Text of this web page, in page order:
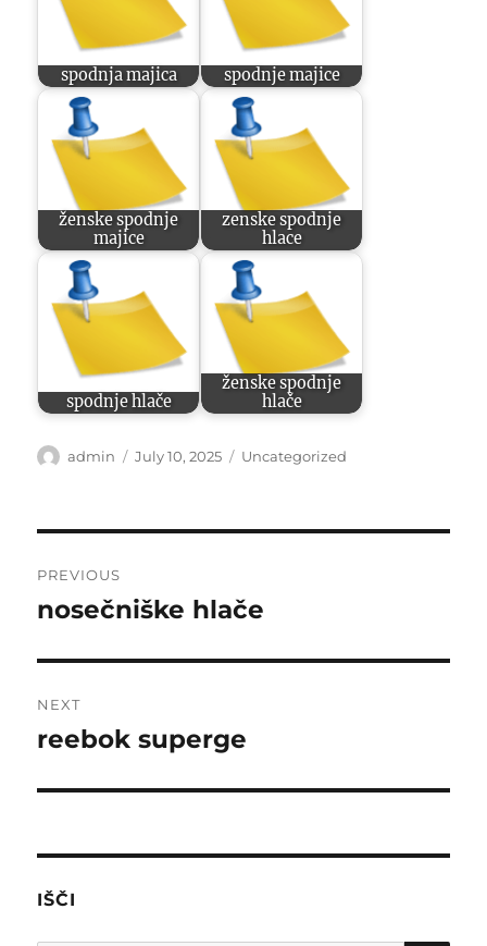
spodnja majica spodnje majice
ženske spodnje
majice
zenske spodnje
hlace
spodnje hlače
ženske spodnje
hlače
Author
admin
Posted
July 10, 2025 Categories
Uncategorized
navigation
PREVIOUS
Previous
nosečniške hlače
NEXT
Next
reebok superge
IŠČI